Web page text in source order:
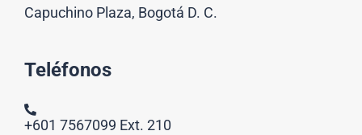
Capuchino Plaza, Bogotá D. C.
Teléfonos
+601 7567099 Ext. 210